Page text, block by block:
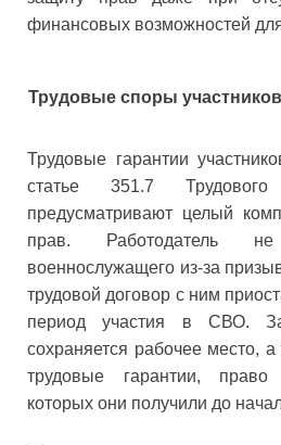
финансовых возможностей
Трудовые споры
Трудовые гарантии
статье 351.7
предусматривают целый
прав. Работодатель
военнослужащего из-за
трудовой договор с ним
период участия в СВО.
сохраняется рабочее место,
трудовые гарантии, право
которых они получили до